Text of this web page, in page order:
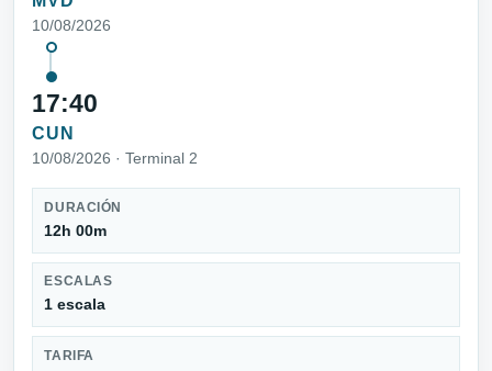
10/08/2026
17:40
CUN
10/08/2026 · Terminal 2
DURACIÓN
12h 00m
ESCALAS
1 escala
TARIFA